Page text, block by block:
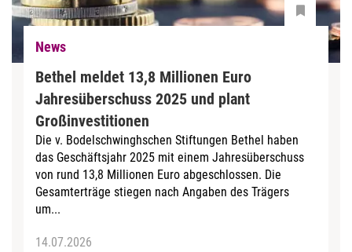
News
Bethel meldet 13,8 Millionen Euro
Jahresüberschuss 2025 und plant
Großinvestitionen
Die v. Bodelschwinghschen Stiftungen Bethel haben
das Geschäftsjahr 2025 mit einem Jahresüberschuss
von rund 13,8 Millionen Euro abgeschlossen. Die
Gesamterträge stiegen nach Angaben des Trägers
um...
14.07.2026